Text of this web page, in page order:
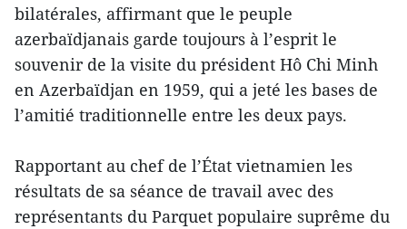
bilatérales, affirmant que le peuple
azerbaïdjanais garde toujours à l’esprit le
souvenir de la visite du président Hô Chi Minh
en Azerbaïdjan en 1959, qui a jeté les bases de
l’amitié traditionnelle entre les deux pays.
Rapportant au chef de l’État vietnamien les
résultats de sa séance de travail avec des
représentants du Parquet populaire suprême du